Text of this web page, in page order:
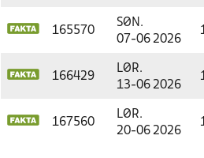
165570
SØN.
07-06 2026
166429
LØR.
13-06 2026
167560
LØR.
20-06 2026